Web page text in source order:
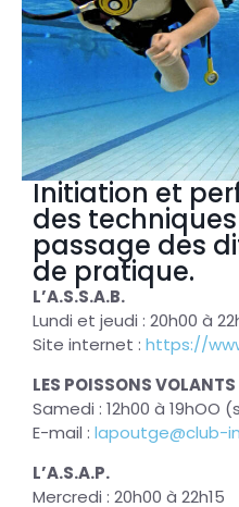
Initiation et
des
passage des
de pratique.
L’A.S.S.A.B.
Lundi et jeudi : 20h00 à
Site internet : https://
LES POISSONS VOLANTS
Samedi : 12h00 à 19hOO
E-mail : lapoutge@club-
L’A.S.A.P.
Mercredi : 20h00 à 22h15